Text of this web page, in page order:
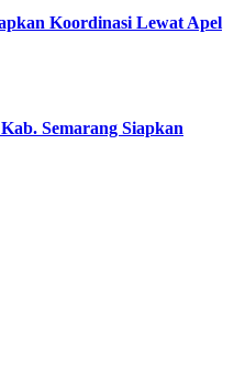
Koordinasi Lewat Apel
Semarang Siapkan